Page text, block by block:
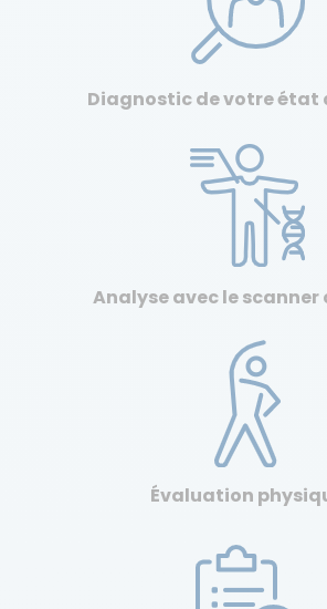
Diagnostic de votre état
Analyse avec le scanner
Évaluation